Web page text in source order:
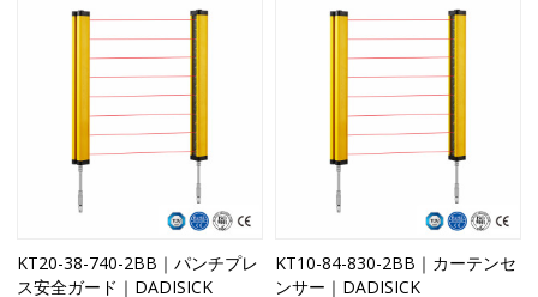
KT20-38-740-2BB｜パンチプレ
ス安全ガード｜DADISICK
KT10-84-830-2BB｜カーテンセ
ンサー｜DADISICK